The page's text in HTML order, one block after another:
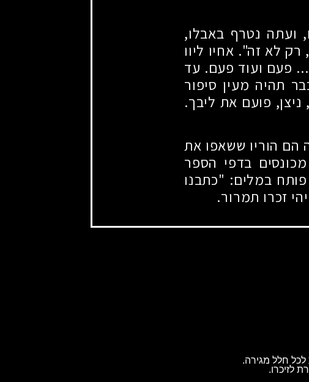
ועתה נטרף באבלו,
לא זה". אחיו ליוו
פעם ועוד פעם. עד
תהיה מעין סיפור
פועם את ליבך.
הם הוריו ששאפו את
בדפי הספר
פותח במלים: "כתבנו
זכרו תמרור.
חלל מגירה.
לזיכרו.